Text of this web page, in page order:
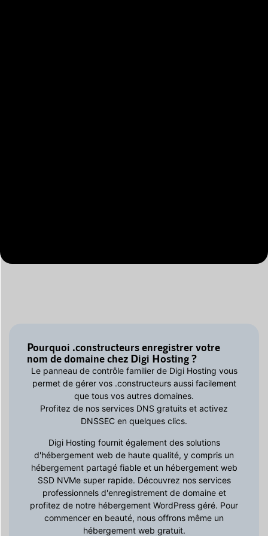
Pourquoi .constructeurs enregistrer votre
nom de domaine chez Digi Hosting ?
Le panneau de contrôle familier de Digi Hosting vous
permet de gérer vos .constructeurs aussi facilement
que tous vos autres domaines.
Profitez de nos services DNS gratuits et activez
DNSSEC en quelques clics.
Digi Hosting fournit également des solutions
d'hébergement web de haute qualité, y compris un
hébergement partagé fiable et un hébergement web
SSD NVMe super rapide. Découvrez nos services
professionnels d'enregistrement de domaine et
profitez de notre hébergement WordPress géré. Pour
commencer en beauté, nous offrons même un
hébergement web gratuit.